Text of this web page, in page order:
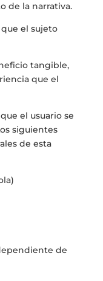
de la narrativa.
el sujeto
tangible,
que el
el usuario se
siguientes
de esta
de